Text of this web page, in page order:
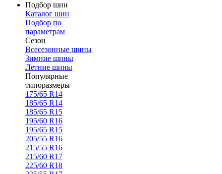
Подбор шин
Каталог шин
Подбор по
параметрам
Сезон
Всесезонные шины
Зимние шины
Летние шины
Популярные
типоразмеры
175/65 R14
185/65 R14
185/65 R15
195/60 R16
195/65 R15
205/55 R16
215/55 R16
215/60 R17
225/60 R18